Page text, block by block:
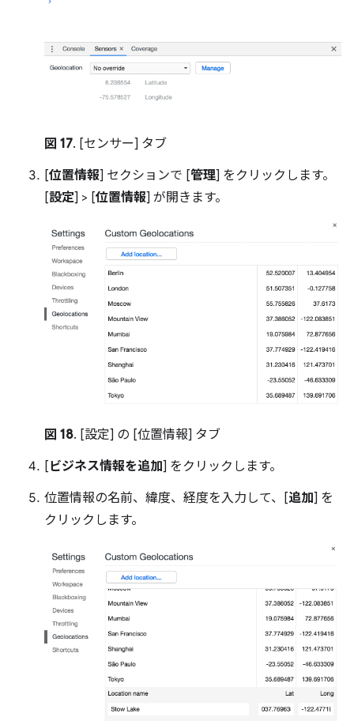
図 17. [センサー] タブ
[位置情報] セクションで [管理] をクリックします。
[設定] > [位置情報] が開きます。
図 18. [設定] の [位置情報] タブ
[ビジネス情報を追加] をクリックします。
位置情報の名前、緯度、経度を入力して、[追加] を
クリックします。